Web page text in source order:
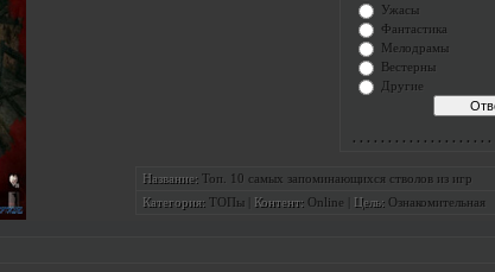
Ужасы
Фантастика
Мелодрамы
Вестерны
Другие
. . . . . . . . . . . . . . . . . . .
Название: Топ. 10 самых запоминающихся стволов из игр
Категория: ТОПы Контент: Online Цель: Ознакомительная